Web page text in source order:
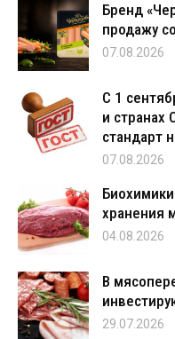
Бренд
продажу
07.08.2026
С 1
и странах
стандарт
07.08.2026
хранения
04.08.2026
В
29.07.2026